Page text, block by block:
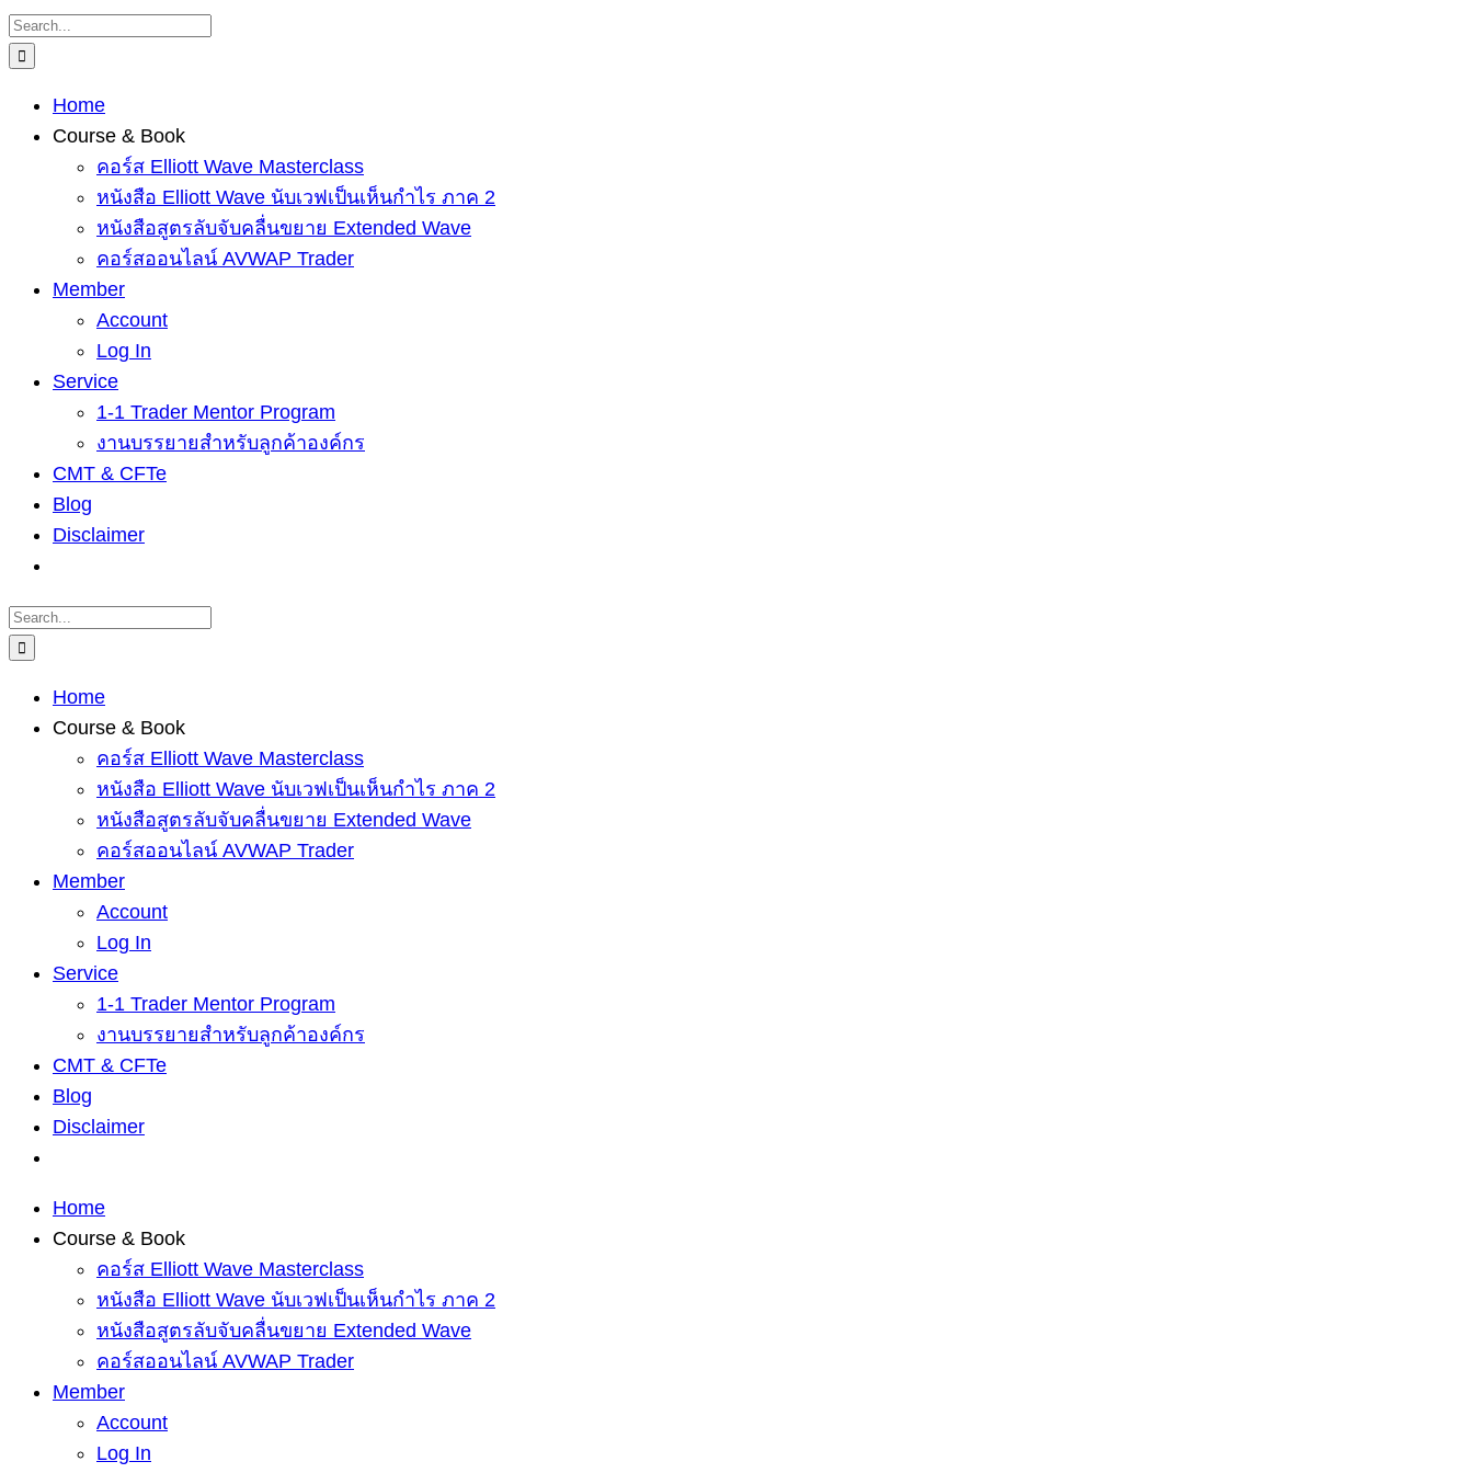
Skip
to
Search
for:
Home
Course & Book
คอร์ส Elliott Wave Masterclass
หนังสือ Elliott Wave นับเวฟเป็นเห็นกำไร ภาค 2
หนังสือสูตรลับจับคลื่นขยาย Extended Wave
คอร์สออนไลน์ AVWAP Trader
Member
Account
Log In
Service
1-1 Trader Mentor Program
งานบรรยายสำหรับลูกค้าองค์กร
CMT & CFTe
Blog
Disclaimer
Search
for:
Home
Course & Book
คอร์ส Elliott Wave Masterclass
หนังสือ Elliott Wave นับเวฟเป็นเห็นกำไร ภาค 2
หนังสือสูตรลับจับคลื่นขยาย Extended Wave
คอร์สออนไลน์ AVWAP Trader
Member
Account
Log In
Service
1-1 Trader Mentor Program
งานบรรยายสำหรับลูกค้าองค์กร
CMT & CFTe
Blog
Disclaimer
Home
Course & Book
คอร์ส Elliott Wave Masterclass
หนังสือ Elliott Wave นับเวฟเป็นเห็นกำไร ภาค 2
หนังสือสูตรลับจับคลื่นขยาย Extended Wave
คอร์สออนไลน์ AVWAP Trader
Member
Account
Log In